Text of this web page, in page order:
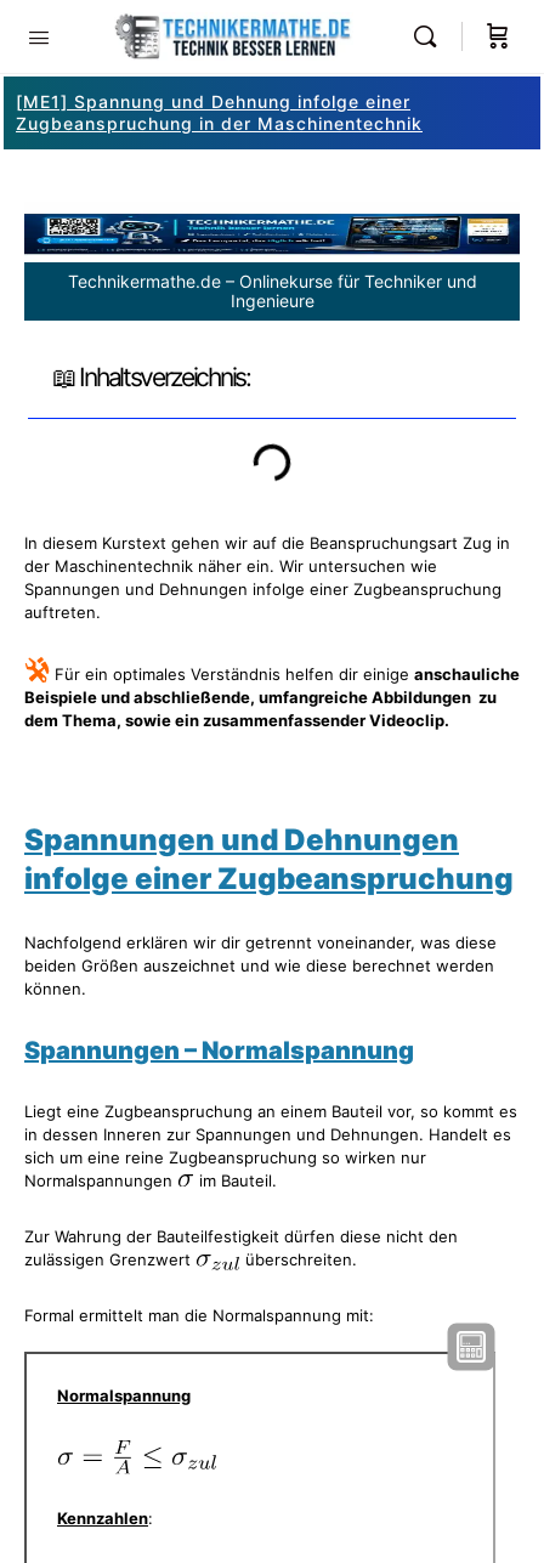
[ME1] Spannung und Dehnung infolge einer
Zugbeanspruchung in der Maschinentechnik
Technikermathe.de – Onlinekurse für Techniker und
Ingenieure
📖 Inhaltsverzeichnis:
In diesem Kurstext gehen wir auf die Beanspruchungsart Zug in
der Maschinentechnik näher ein. Wir untersuchen wie
Spannungen und Dehnungen infolge einer Zugbeanspruchung
auftreten.
Für ein optimales Verständnis helfen dir einige anschauliche
Beispiele und abschließende, umfangreiche Abbildungen zu
dem Thema, sowie ein zusammenfassender Videoclip.
Spannungen und Dehnungen
infolge einer Zugbeanspruchung
Nachfolgend erklären wir dir getrennt voneinander, was diese
beiden Größen auszeichnet und wie diese berechnet werden
können.
Spannungen – Normalspannung
Liegt eine Zugbeanspruchung an einem Bauteil vor, so kommt es
in dessen Inneren zur Spannungen und Dehnungen. Handelt es
sich um eine reine Zugbeanspruchung so wirken nur
Normalspannungen
im Bauteil.
Zur Wahrung der Bauteilfestigkeit dürfen diese nicht den
zulässigen Grenzwert
überschreiten.
Formal ermittelt man die Normalspannung mit:
Normalspannung
Kennzahlen: